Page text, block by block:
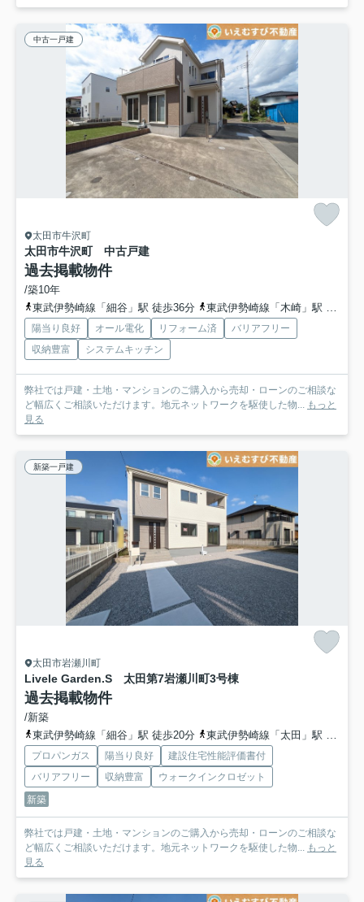
中古一戸建
太田市牛沢町
太田市牛沢町 中古戸建
過去掲載物件
/築10年
東武伊勢崎線「細谷」駅 徒歩36分
東武伊勢崎線「木崎」駅 徒歩60分
陽当り良好 オール電化 リフォーム済
バリアフリー
収納豊富
システムキッチン
弊社では戸建・土地・マンションのご購入から売却・ローンのご相談な
ど幅広くご相談いただけます。地元ネットワークを駆使した物...
もっと
見る
新築一戸建
太田市岩瀬川町
Livele Garden.S 太田第7岩瀬川町3号棟
過去掲載物件
/新築
東武伊勢崎線「細谷」駅 徒歩20分
東武伊勢崎線「太田」駅 徒歩51分
プロパンガス 陽当り良好
建設住宅性能評価書付
バリアフリー
収納豊富
ウォークインクロゼット
新築
弊社では戸建・土地・マンションのご購入から売却・ローンのご相談な
ど幅広くご相談いただけます。地元ネットワークを駆使した物...
もっと
見る